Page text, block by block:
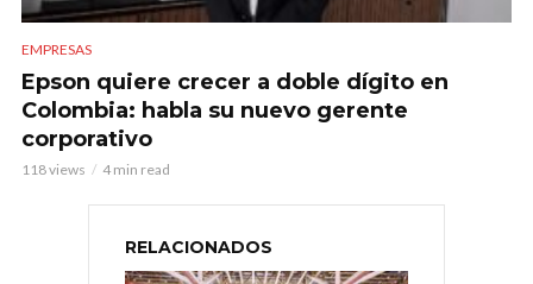
EMPRESAS
Epson quiere crecer a doble dígito en
Colombia: habla su nuevo gerente
corporativo
118 views 4 min read
RELACIONADOS